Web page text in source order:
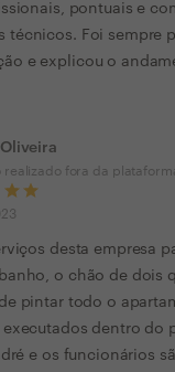
pontuais e
técnicos. Foi sempre
e explicou o
realizado fora da
desta empresa
o chão de dois
pintar todo o
dentro do
e os funcionários